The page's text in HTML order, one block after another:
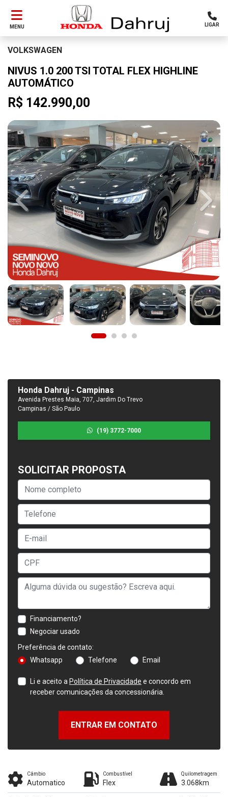
MENU LIGAR
VOLKSWAGEN
NIVUS 1.0 200 TSI TOTAL FLEX HIGHLINE
AUTOMÁTICO
R$ 142.990,00
Previous Next
Honda Dahruj - Campinas
Avenida Prestes Maia, 707, Jardim Do Trevo
Campinas / São Paulo
(19) 3772-7000
SOLICITAR PROPOSTA
Financiamento?
Negociar usado
Preferência de contato:
Whatsapp
Telefone Email
Li e aceito a Política de Privacidade e concordo em
receber comunicações da concessionária.
ENTRAR EM CONTATO
Câmbio
Automatico
Combustível
Flex
Quilometragem
3.068km